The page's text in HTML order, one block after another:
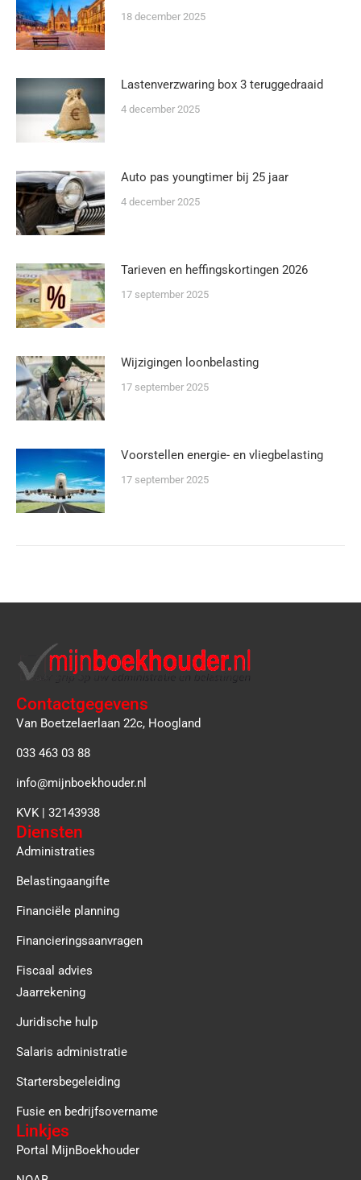
18 december 2025
Lastenverzwaring box 3 teruggedraaid
4 december 2025
Auto pas youngtimer bij 25 jaar
4 december 2025
Tarieven en heffingskortingen 2026
17 september 2025
Wijzigingen loonbelasting
17 september 2025
Voorstellen energie- en vliegbelasting
17 september 2025
Contactgegevens
Van Boetzelaerlaan 22c, Hoogland
033 463 03 88
info@mijnboekhouder.nl
KVK | 32143938
Diensten
Administraties
Belastingaangifte
Financiële planning
Financieringsaanvragen
Fiscaal advies
Jaarrekening
Juridische hulp
Salaris administratie
Startersbegeleiding
Fusie en bedrijfsovername
Linkjes
Portal MijnBoekhouder